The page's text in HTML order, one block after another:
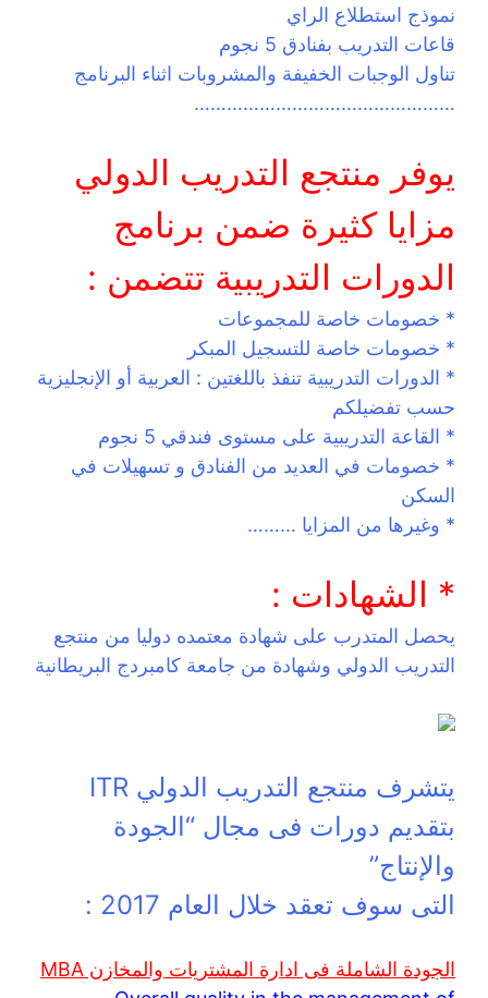
نموذج استطلاع الراي
قاعات التدريب بفنادق 5 نجوم
تناول الوجبات الخفيفة والمشروبات اثناء البرنامج
…………………………………………
يوفر منتجع التدريب الدولي
مزايا كثيرة ضمن برنامج
الدورات التدريبية تتضمن :
* خصومات خاصة للمجموعات
* خصومات خاصة للتسجيل المبكر
* الدورات التدريبية تنفذ باللغتين : العربية أو الإنجليزية
حسب تفضيلكم
* القاعة التدريبية على مستوى فندقي 5 نجوم
* خصومات في العديد من الفنادق و تسهيلات في
السكن
* وغيرها من المزايا ………
* الشهادات :
يحصل المتدرب على شهادة معتمده دوليا من منتجع
التدريب الدولي وشهادة من جامعة كامبردج البريطانية
يتشرف منتجع التدريب الدولي ITR
بتقديم دورات فى مجال “الجودة
والإنتاج”
التى سوف تعقد خلال العام 2017 :
الجودة الشاملة فى ادارة المشتريات والمخازن MBA